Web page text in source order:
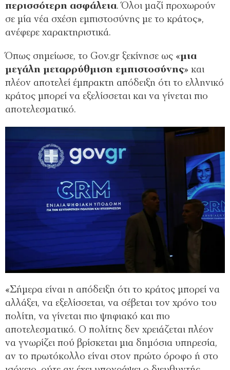
περισσότερη ασφάλεια. Όλοι μαζί προχωρούν
σε μία νέα σχέση εμπιστοσύνης με το κράτος»,
ανέφερε χαρακτηριστικά.
Όπως σημείωσε, το Gov.gr ξεκίνησε ως «μια
μεγάλη μεταρρύθμιση εμπιστοσύνης» και
πλέον αποτελεί έμπρακτη απόδειξη ότι το ελληνικό
κράτος μπορεί να εξελίσσεται και να γίνεται πιο
αποτελεσματικό.
«Σήμερα είναι η απόδειξη ότι το κράτος μπορεί να
αλλάξει, να εξελίσσεται, να σέβεται τον χρόνο του
πολίτη, να γίνεται πιο ψηφιακό και πιο
αποτελεσματικό. Ο πολίτης δεν χρειάζεται πλέον
να γνωρίζει πού βρίσκεται μια δημόσια υπηρεσία,
αν το πρωτόκολλο είναι στον πρώτο όροφο ή στο